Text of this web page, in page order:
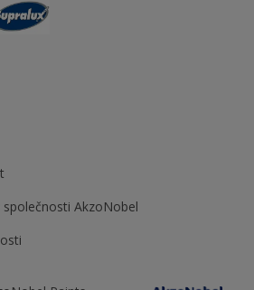
AkzoNobel